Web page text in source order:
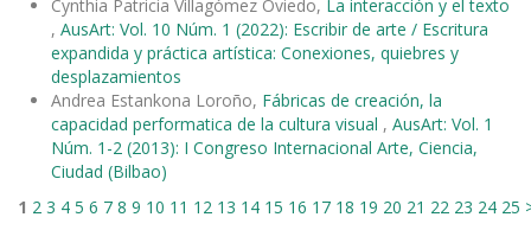
Cynthia Patricia Villagómez Oviedo, La interacción y el texto
, AusArt: Vol. 10 Núm. 1 (2022): Escribir de arte / Escritura
expandida y práctica artística: Conexiones, quiebres y
desplazamientos
Andrea Estankona Loroño, Fábricas de creación, la
capacidad performatica de la cultura visual , AusArt: Vol. 1
Núm. 1-2 (2013): I Congreso Internacional Arte, Ciencia,
Ciudad (Bilbao)
1 2 3 4 5 6 7 8 9 10 11 12 13 14 15 16 17 18 19 20 21 22 23 24 25